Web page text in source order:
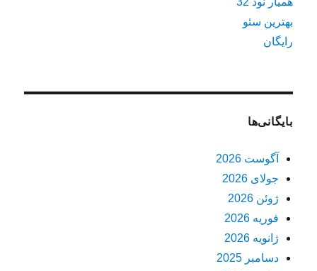
بهترین سئو
رایگان
بایگانی‌ها
آگوست 2026
جولای 2026
ژوئن 2026
فوریه 2026
ژانویه 2026
دسامبر 2025